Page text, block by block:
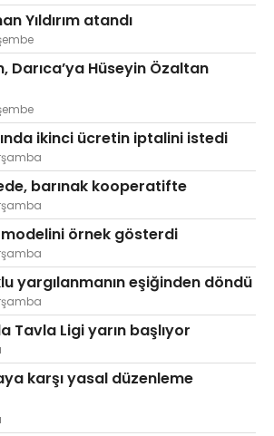
Yıldırım atandı
Darıca’ya Hüseyin Özaltan
ikinci ücretin iptalini istedi
barınak kooperatifte
modelini örnek gösterdi
yargılanmanın eşiğinden döndü
Tavla Ligi yarın başlıyor
karşı yasal düzenleme